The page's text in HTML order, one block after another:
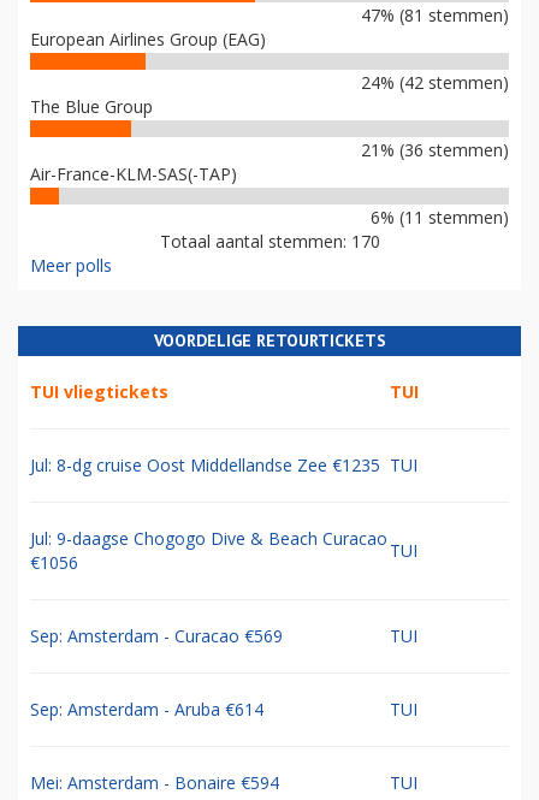
47% (81 stemmen)
European Airlines Group (EAG)
24% (42 stemmen)
The Blue Group
21% (36 stemmen)
Air-France-KLM-SAS(-TAP)
6% (11 stemmen)
Totaal aantal stemmen: 170
Meer polls
VOORDELIGE RETOURTICKETS
TUI vliegtickets TUI
Jul: 8-dg cruise Oost Middellandse Zee €1235 TUI
Jul: 9-daagse Chogogo Dive & Beach Curacao
€1056
TUI
Sep: Amsterdam - Curacao €569 TUI
Sep: Amsterdam - Aruba €614 TUI
Mei: Amsterdam - Bonaire €594 TUI